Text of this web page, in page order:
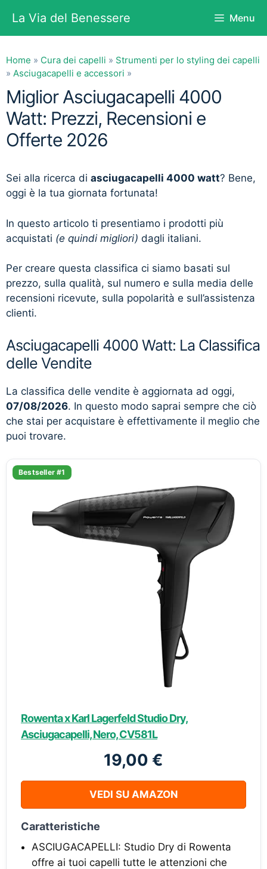
contenuto
La Via del Benessere Menu
Home » Cura dei capelli » Strumenti per lo styling dei capelli
» Asciugacapelli e accessori »
Miglior Asciugacapelli 4000
Watt: Prezzi, Recensioni e
Offerte 2026
Sei alla ricerca di asciugacapelli 4000 watt? Bene,
oggi è la tua giornata fortunata!
In questo articolo ti presentiamo i prodotti più
acquistati (e quindi migliori) dagli italiani.
Per creare questa classifica ci siamo basati sul
prezzo, sulla qualità, sul numero e sulla media delle
recensioni ricevute, sulla popolarità e sull’assistenza
clienti.
Asciugacapelli 4000 Watt: La Classifica
delle Vendite
La classifica delle vendite è aggiornata ad oggi,
07/08/2026. In questo modo saprai sempre che ciò
che stai per acquistare è effettivamente il meglio che
puoi trovare.
Bestseller #1
Rowenta x Karl Lagerfeld Studio Dry,
Asciugacapelli, Nero, CV581L
19,00 €
VEDI SU AMAZON
Caratteristiche
ASCIUGACAPELLI: Studio Dry di Rowenta
offre ai tuoi capelli tutte le attenzioni che